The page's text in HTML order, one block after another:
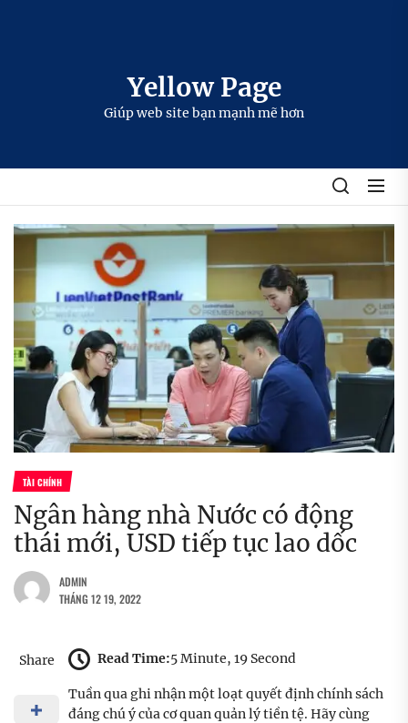
Yellow Page
Giúp web site bạn mạnh mẽ hơn
TÀI CHÍNH
Ngân hàng nhà Nước có động
thái mới, USD tiếp tục lao dốc
ADMIN
THÁNG 12 19, 2022
Share Read Time:5 Minute, 19 Second
Tuần qua ghi nhận một loạt quyết định chính sách
đáng chú ý của cơ quan quản lý tiền tệ. Hãy cùng